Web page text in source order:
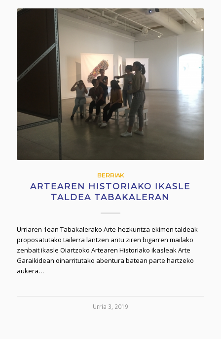
BERRIAK
ARTEAREN HISTORIAKO IKASLE
TALDEA TABAKALERAN
Urriaren 1ean Tabakalerako Arte-hezkuntza ekimen taldeak
proposatutako tailerra lantzen aritu ziren bigarren mailako
zenbait ikasle Oiartzoko Artearen Historiako ikasleak Arte
Garaikidean oinarritutako abentura batean parte hartzeko
aukera…
Urria 3, 2019